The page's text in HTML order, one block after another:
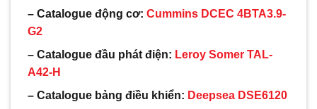
– Catalogue động cơ: Cummins DCEC 4BTA3.9-
G2
– Catalogue đầu phát điện: Leroy Somer TAL-
A42-H
– Catalogue bảng điều khiển: Deepsea DSE6120